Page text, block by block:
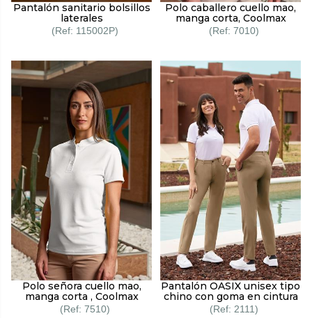
Pantalón sanitario bolsillos
laterales
115002P
Polo caballero cuello mao,
manga corta, Coolmax
7010
Polo señora cuello mao,
manga corta , Coolmax
7510
Pantalón OASIX unisex tipo
chino con goma en cintura
2111